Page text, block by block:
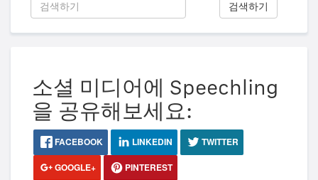
검색하기
소셜 미디어에 Speechling
을 공유해보세요:
FACEBOOK LINKEDIN
TWITTER
GOOGLE+
PINTEREST